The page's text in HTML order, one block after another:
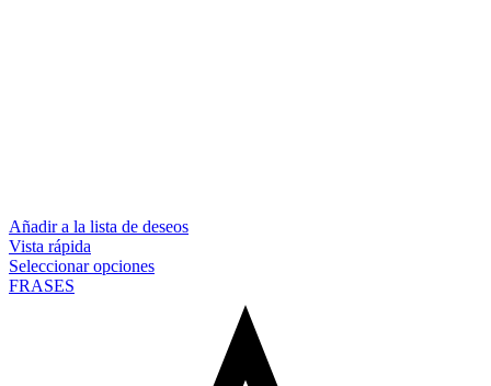
Añadir a la lista de deseos
Vista rápida
Seleccionar opciones
FRASES